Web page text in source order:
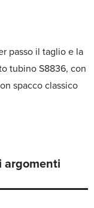
passo il taglio e la
tubino S8836, con
spacco classico
argomenti